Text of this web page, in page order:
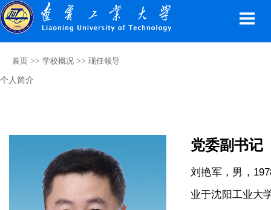
首页 >> 学校概况 >> 现任领导
个人简介
党委副书记
刘艳军，男，
业于沈阳工业大